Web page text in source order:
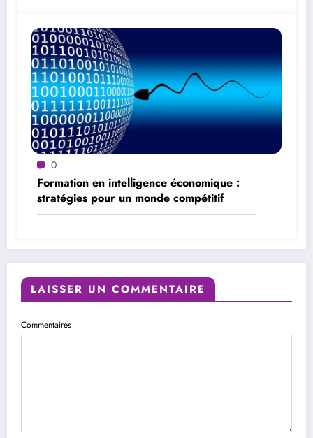
0
Formation en intelligence économique :
stratégies pour un monde compétitif
LAISSER UN COMMENTAIRE
Commentaires